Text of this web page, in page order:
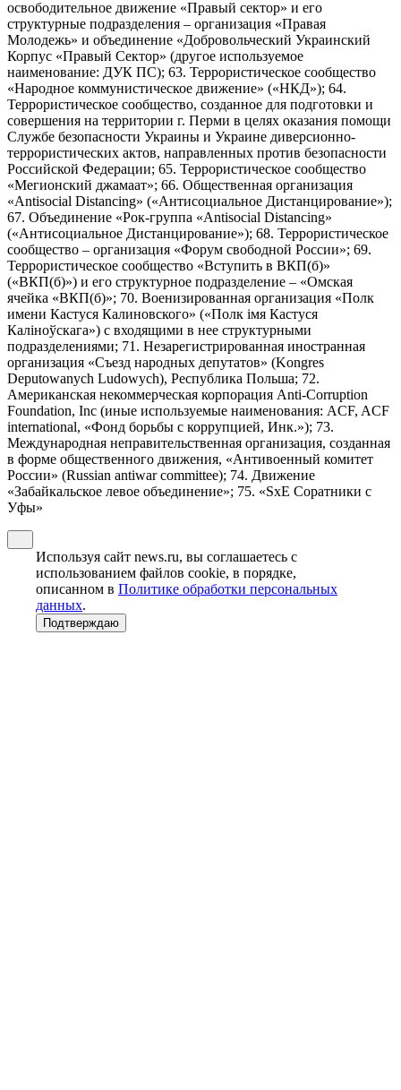
освободительное движение «Правый сектор» и его
структурные подразделения – организация «Правая
Молодежь» и объединение «Добровольческий Украинский
Корпус «Правый Сектор» (другое используемое
наименование: ДУК ПС); 63. Террористическое сообщество
«Народное коммунистическое движение» («НКД»); 64.
Террористическое сообщество, созданное для подготовки и
совершения на территории г. Перми в целях оказания помощи
Службе безопасности Украины и Украине диверсионно-
террористических актов, направленных против безопасности
Российской Федерации; 65. Террористическое сообщество
«Мегионский джамаат»; 66. Общественная организация
«Antisocial Distancing» («Антисоциальное Дистанцирование»);
67. Объединение «Рок-группа «Antisocial Distancing»
(«Антисоциальное Дистанцирование»); 68. Террористическое
сообщество – организация «Форум свободной России»; 69.
Террористическое сообщество «Вступить в ВКП(б)»
(«ВКП(б)») и его структурное подразделение – «Омская
ячейка «ВКП(б)»; 70. Военизированная организация «Полк
имени Кастуся Калиновского» («Полк iмя Кастуся
Калiноўскага») с входящими в нее структурными
подразделениями; 71. Незарегистрированная иностранная
организация «Съезд народных депутатов» (Kongres
Deputowanych Ludowych), Республика Польша; 72.
Американская некоммерческая корпорация Anti-Corruption
Foundation, Inc (иные используемые наименования: ACF, ACF
international, «Фонд борьбы с коррупцией, Инк.»); 73.
Международная неправительственная организация, созданная
в форме общественного движения, «Антивоенный комитет
России» (Russian antiwar committee); 74. Движение
«Забайкальское левое объединение»; 75. «SxE Соратники с
Уфы»
Используя сайт news.ru, вы соглашаетесь с
использованием файлов cookie, в порядке,
описанном в Политике обработки персональных
данных.
Подтверждаю